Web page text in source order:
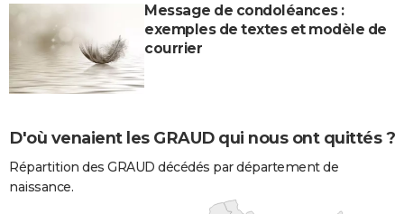
Message de condoléances :
exemples de textes et modèle de
courrier
D'où venaient les GRAUD qui nous ont quittés ?
Répartition des GRAUD décédés par département de
naissance.